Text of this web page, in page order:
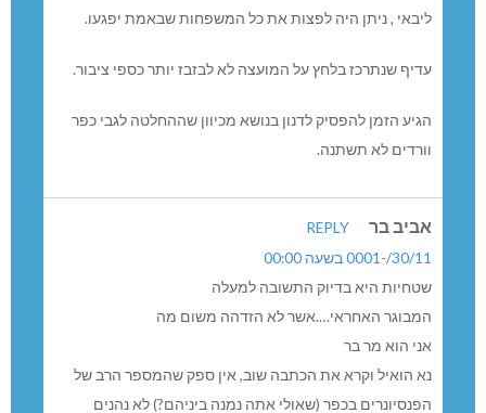
ליבאי , ניתן היה לפצות את כל המשפחות שבאמת יפגעו.
עדיף שנתרכז בלחץ על המועצה לא לבזבז יותר כספי ציבור.
הגיע הזמן להפסיק לדנון בנושא מכיוון שההחלטה לגבי כפר
וורדים לא תשתנה.
אביב בר
REPLY
30/11/-0001 בשעה 00:00
שטחיות היא בדיוק התשובה למעלה
המבוגר האחראי….אשר לא הזדהה משום מה
אני הוא מר בר
נא הואיל וקרא את הכתבה שוב, אין ספק שהמספר הרב של
הפנסיונרים בכפר (שאולי אתה נמנה ביניהם?) לא נהנים